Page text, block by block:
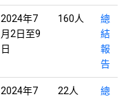
2024年7
月2日至9
日
160人
總
結
報
告
2024年7
22人
總